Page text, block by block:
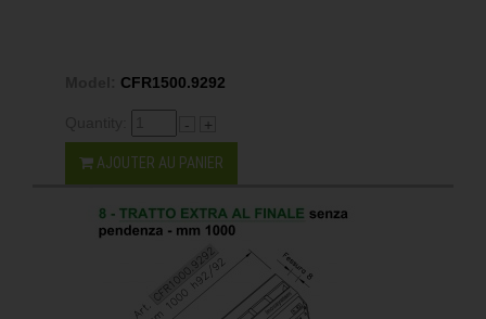
CFR1500.9292
- +
AJOUTER AU PANIER